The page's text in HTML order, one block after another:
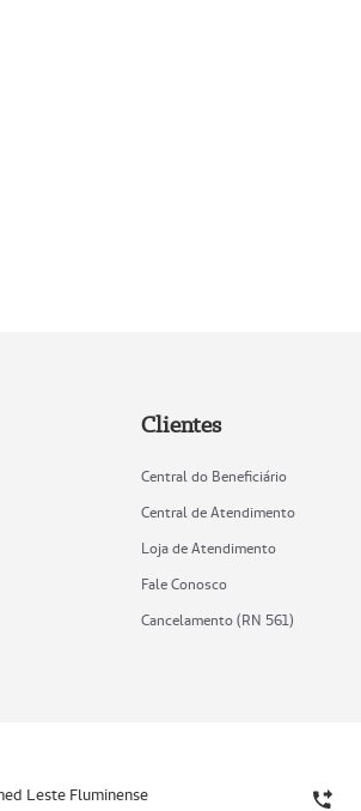
Clientes
Central do Beneficiário
Central de Atendimento
Loja de Atendimento
Fale Conosco
Cancelamento (RN 561)
Leste Fluminense